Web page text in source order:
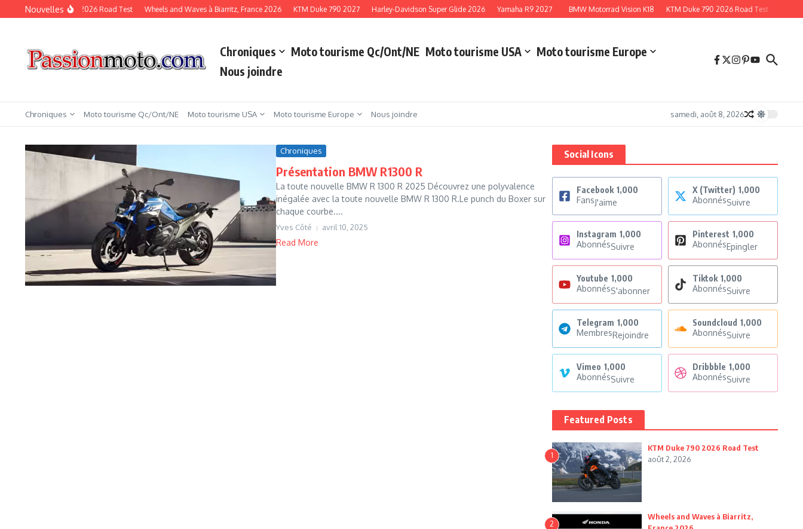
Aller au contenu
Nouvelles
KTM Duke 790 2026 Road Test Wheels and Waves à Biarritz, France 2026 KTM Duke 790 2027 Harley-Davidson Super Glide 2026 Yamaha R9 2027 BMW Motorrad Vision K18 KTM Duke 790 2026 Road Test
Chroniques Moto tourisme Qc/Ont/NE Moto tourisme USA
Moto tourisme Europe
Nous joindre
Chroniques Moto tourisme Qc/Ont/NE Moto tourisme USA Moto tourisme Europe Nous joindre samedi, août 8, 2026
Chroniques
Présentation BMW R1300 R
La toute nouvelle BMW R 1300 R 2025 Découvrez une polyvalence
inégalée avec la toute nouvelle BMW R 1300 R.Le punch du Boxer sur
chaque courbe....
Yves Côté avril 10, 2025
Read More
Social Icons
Facebook 1,000
FansJ'aime
X (Twitter) 1,000
AbonnésSuivre
Instagram 1,000
AbonnésSuivre
Pinterest 1,000
AbonnésEpingler
Youtube 1,000
AbonnésS'abonner
Tiktok 1,000
AbonnésSuivre
Telegram 1,000
MembresRejoindre
Soundcloud 1,000
AbonnésSuivre
Vimeo 1,000
AbonnésSuivre
Dribbble 1,000
AbonnésSuivre
Featured Posts
1
KTM Duke 790 2026 Road Test
août 2, 2026
2
Wheels and Waves à Biarritz,